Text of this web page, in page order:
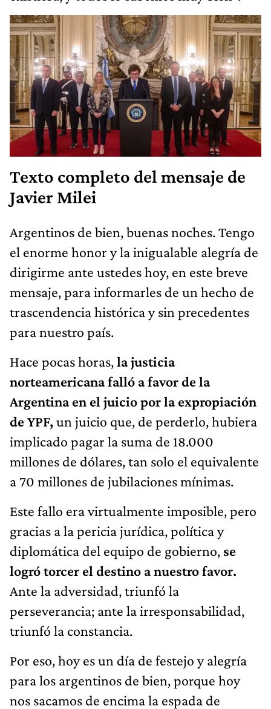
Texto completo del mensaje de
Javier Milei
Argentinos de bien, buenas noches. Tengo
el enorme honor y la inigualable alegría de
dirigirme ante ustedes hoy, en este breve
mensaje, para informarles de un hecho de
trascendencia histórica y sin precedentes
para nuestro país.
Hace pocas horas,la justicia
norteamericana falló a favor de la
Argentina en el juicio por la expropiación
de YPF,un juicio que, de perderlo, hubiera
implicado pagar la suma de 18.000
millones de dólares, tan solo el equivalente
a 70 millones de jubilaciones mínimas.
Este fallo era virtualmente imposible, pero
gracias a la pericia jurídica, política y
diplomática del equipo de gobierno, se
logró torcer el destino a nuestro favor.
Ante la adversidad, triunfó la
perseverancia; ante la irresponsabilidad,
triunfó la constancia.
Por eso, hoy es un día de festejo y alegría
para los argentinos de bien, porque hoy
nos sacamos de encima la espada de